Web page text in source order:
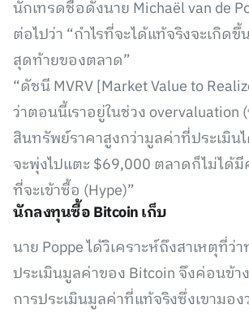
นักเทรดชื่อดังนาย Michaël van de
ต่อไปว่า “กำไรที่จะได้แท้จริงจะเกิดขึ้
สุดท้ายของตลาด”
“ดัชนี MVRV [Market Value to
ว่าตอนนี้เราอยู่ในช่วง overvaluation
สินทรัพย์ราคาสูงกว่ามูลค่าที่ประเมิน
จะพุ่งไปแตะ $69,000 ตลาดก็ไม่ได้
ที่จะเข้าซื้อ (Hype)”
นักลงทุนซื้อ Bitcoin เก็บ
นาย Poppe ได้วิเคราะห์ถึงสาเหตุที่ว่
ประเมินมูลค่าของ Bitcoin จึงค่อนข้า
การประเมินมูลค่าที่แท้จริงซึ่งเขามอง